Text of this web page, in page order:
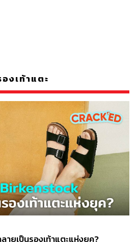
องเท้าแตะ
ยเป็นรองเท้าแตะแห่งยุค?